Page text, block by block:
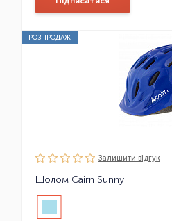
РОЗПРОДАЖ
Залишити вiдгук
Шолом Cairn Sunny